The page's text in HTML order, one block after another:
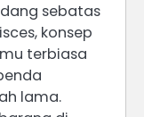
sebatas
konsep
terbiasa
lama.